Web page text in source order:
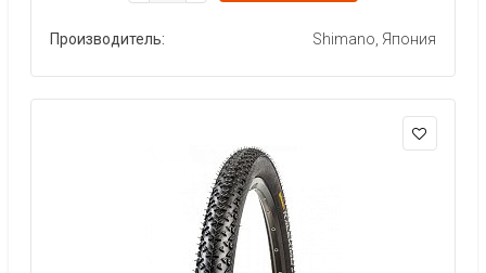
Производитель: Shimano, Япония